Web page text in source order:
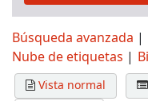
Búsqueda avanzada
Nube de etiquetas
Vista normal